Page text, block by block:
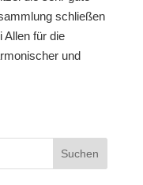
schließen
Allen für die
und